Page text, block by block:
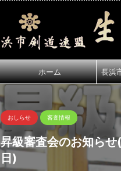
ホーム 長浜
おしらせ 審査情報
昇級審査会のお知ら
日)